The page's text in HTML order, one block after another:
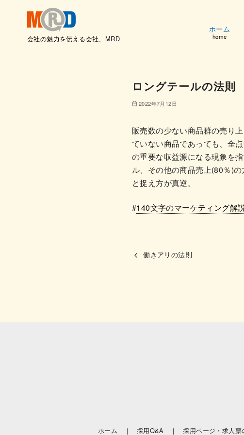
会社の魅力を伝える会社、MRD
ホーム
home
ロングテールの法則
2022年7月12日
販売数の少ない商品群の売り
ていない商品であっても、全
の重要な収益源になる現象を
ル、その他の商品売上(80％)
と捉え方が真逆。
#140文字のマーケティング解
働きアリの法則
ホーム ｜ 採用Q&A ｜ 採用ページ・求人